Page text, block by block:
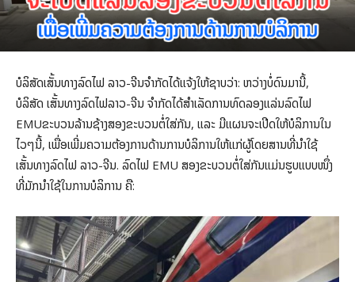
ບໍລິສັດເສັ້ນທາງລົດໄຟ ລາວ-ຈີນຈຳກັດໄດ້ແຈ້ງໃຫ້ຊາບວ່າ: ຫວ່າງບໍ່ດົນມານີ້,
ບໍລິສັດ ເສັ້ນທາງລົດໄຟລາວ-ຈີນ ຈຳກັດໄດ້ສຳເລັດການທົດລອງແລ່ນລົດໄຟ
EMUຂະບວນລ້ານຊ້າງສອງຂະບວນຕໍ່ໃສ່ກັນ, ແລະ ມີແຜນຈະເປີດໃຫ້ບໍລິການໃນ
ໄວໆນີ້, ເພື່ອເພີ່ມຄວາມຕ້ອງການດ້ານການບໍລິການໃຫ້ແກ່ຜູ້ໂດຍສານທີ່ນໍາໃຊ້
ເສັ້ນທາງລົດໄຟ ລາວ-ຈີນ. ລົດໄຟ EMU ສອງຂະບວນຕໍ່ໃສ່ກັນແມ່ນຮູບແບບໜຶ່ງ
ທີ່ມັກນຳໃຊ້ໃນການບໍລິການ ຄື: